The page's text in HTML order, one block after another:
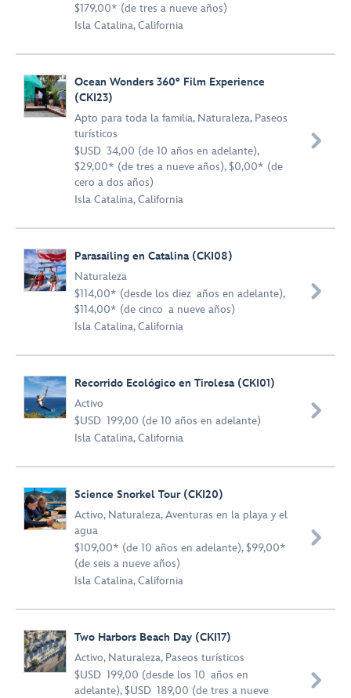
$179,00* (de tres a nueve años)
Isla Catalina, California
Ocean Wonders 360° Film Experience
(CKI23)
Apto para toda la familia, Naturaleza, Paseos
turísticos
$USD 34,00 (de 10 años en adelante),
$29,00* (de tres a nueve años), $0,00* (de
cero a dos años)
Isla Catalina, California

Parasailing en Catalina (CKI08)
Naturaleza
$114,00* (desde los diez años en adelante),
$114,00* (de cinco a nueve años)
Isla Catalina, California

Recorrido Ecológico en Tirolesa (CKI01)
Activo
$USD 199,00 (de 10 años en adelante)
Isla Catalina, California

Science Snorkel Tour (CKI20)
Activo, Naturaleza,Aventuras en la playa y el
agua
$109,00* (de 10 años en adelante), $99,00*
(de seis a nueve años)
Isla Catalina, California

Two Harbors Beach Day (CKI17)
Activo, Naturaleza, Paseos turísticos
$USD 199,00 (desde los 10 años en
adelante), $USD 189,00 (de tres a nueve
